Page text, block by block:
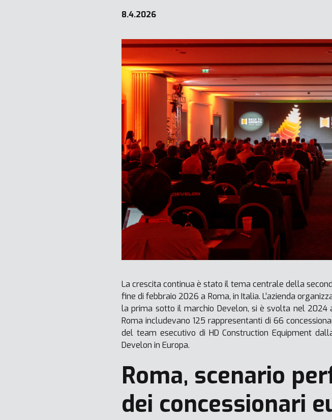
8.4.2026
La crescita continua è stato il tema centrale della
fine di febbraio 2026 a Roma, in Italia. L’azienda
la prima sotto il marchio Develon, si è svolta nel 2024
Roma includevano 125 rappresentanti di 66
del team esecutivo di HD Construction Equipment
Develon in Europa.
Roma, scenario
dei concessionari